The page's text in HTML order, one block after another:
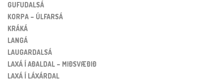
GUFUDALSÁ
KORPA – ÚLFARSÁ
KRÁKÁ
LANGÁ
LAUGARDALSÁ
LAXÁ Í AÐALDAL – MIÐSVÆÐIÐ
LAXÁ Í LÁXÁRDAL